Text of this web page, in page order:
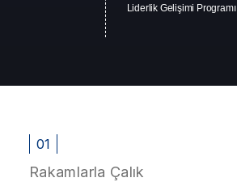
Liderlik Gelişimi Programı
01
Rakamlarla Çalık